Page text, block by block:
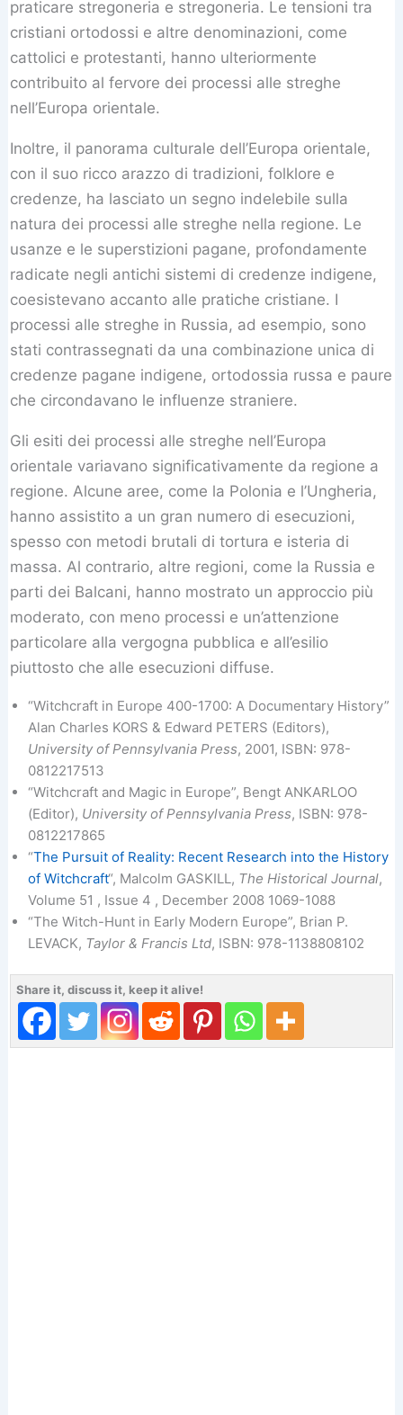
praticare stregoneria e stregoneria. Le tensioni tra
cristiani ortodossi e altre denominazioni, come
cattolici e protestanti, hanno ulteriormente
contribuito al fervore dei processi alle streghe
nell’Europa orientale.
Inoltre, il panorama culturale dell’Europa orientale,
con il suo ricco arazzo di tradizioni, folklore e
credenze, ha lasciato un segno indelebile sulla
natura dei processi alle streghe nella regione. Le
usanze e le superstizioni pagane, profondamente
radicate negli antichi sistemi di credenze indigene,
coesistevano accanto alle pratiche cristiane. I
processi alle streghe in Russia, ad esempio, sono
stati contrassegnati da una combinazione unica di
credenze pagane indigene, ortodossia russa e paure
che circondavano le influenze straniere.
Gli esiti dei processi alle streghe nell’Europa
orientale variavano significativamente da regione a
regione. Alcune aree, come la Polonia e l’Ungheria,
hanno assistito a un gran numero di esecuzioni,
spesso con metodi brutali di tortura e isteria di
massa. Al contrario, altre regioni, come la Russia e
parti dei Balcani, hanno mostrato un approccio più
moderato, con meno processi e un’attenzione
particolare alla vergogna pubblica e all’esilio
piuttosto che alle esecuzioni diffuse.
“Witchcraft in Europe 400-1700: A Documentary History”
Alan Charles KORS & Edward PETERS (Editors),
University of Pennsylvania Press, 2001, ISBN: 978-
0812217513
“Witchcraft and Magic in Europe”, Bengt ANKARLOO
(Editor), University of Pennsylvania Press, ISBN: 978-
0812217865
“The Pursuit of Reality: Recent Research into the History
of Witchcraft“, Malcolm GASKILL, The Historical Journal,
Volume 51 , Issue 4 , December 2008 1069-1088
“The Witch-Hunt in Early Modern Europe”, Brian P.
LEVACK, Taylor & Francis Ltd, ISBN: 978-1138808102
Share it, discuss it, keep it alive!